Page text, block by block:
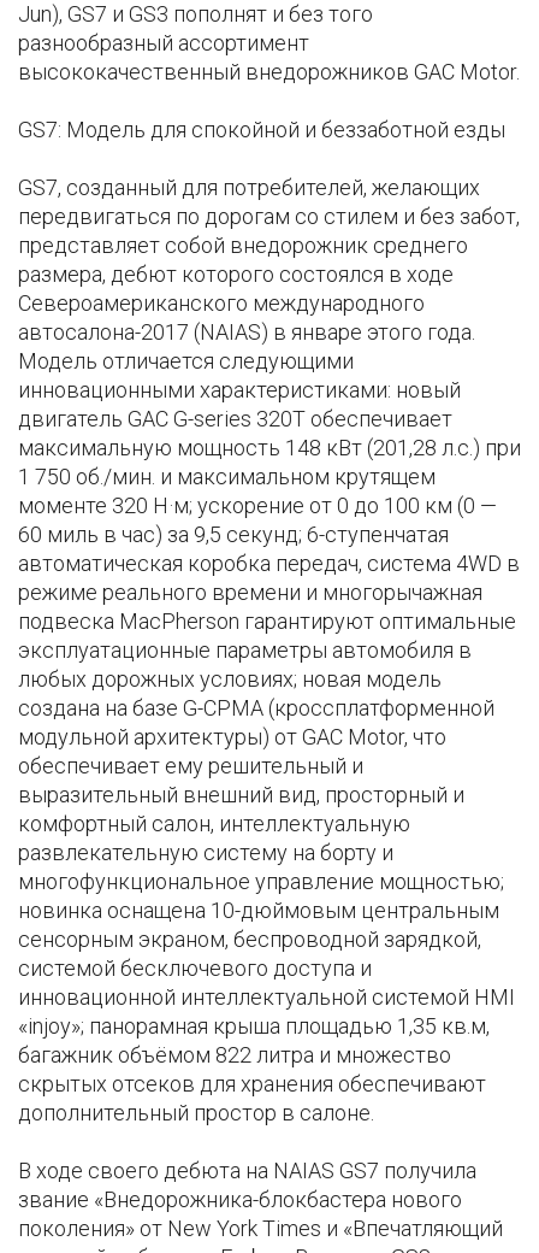
Jun), GS7 и GS3 пополнят и без того
разнообразный ассортимент
высококачественный внедорожников GAC Motor.
GS7: Модель для спокойной и беззаботной езды
GS7, созданный для потребителей, желающих
передвигаться по дорогам со стилем и без забот,
представляет собой внедорожник среднего
размера, дебют которого состоялся в ходе
Североамериканского международного
автосалона-2017 (NAIAS) в январе этого года.
Модель отличается следующими
инновационными характеристиками: новый
двигатель GAC G-series 320T обеспечивает
максимальную мощность 148 кВт (201,28 л.с.) при
1 750 об./мин. и максимальном крутящем
моменте 320 Н·м; ускорение от 0 до 100 км (0 —
60 миль в час) за 9,5 секунд; 6-ступенчатая
автоматическая коробка передач, система 4WD в
режиме реального времени и многорычажная
подвеска MacPherson гарантируют оптимальные
эксплуатационные параметры автомобиля в
любых дорожных условиях; новая модель
создана на базе G-CPMA (кроссплатформенной
модульной архитектуры) от GAC Motor, что
обеспечивает ему решительный и
выразительный внешний вид, просторный и
комфортный салон, интеллектуальную
развлекательную систему на борту и
многофункциональное управление мощностью;
новинка оснащена 10-дюймовым центральным
сенсорным экраном, беспроводной зарядкой,
системой бесключевого доступа и
инновационной интеллектуальной системой HMI
«injoy»; панорамная крыша площадью 1,35 кв.м,
багажник объёмом 822 литра и множество
скрытых отсеков для хранения обеспечивают
дополнительный простор в салоне.
В ходе своего дебюта на NAIAS GS7 получила
звание «Внедорожника-блокбастера нового
поколения» от New York Times и «Впечатляющий